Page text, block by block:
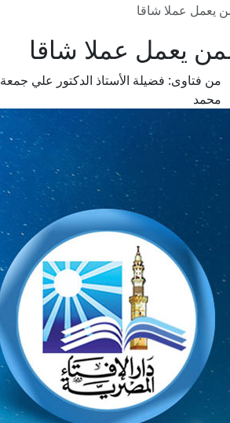
يعمل عملا شاقا
يعمل عملا شاقا
من فتاوى: فضيلة الأستاذ الدكتور علي جمعة
محمد